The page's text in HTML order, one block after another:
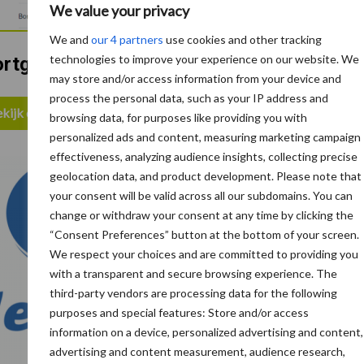
We value your privacy
We and our 4 partners use cookies and other tracking
technologies to improve your experience on our website. We
may store and/or access information from your device and
process the personal data, such as your IP address and
browsing data, for purposes like providing you with
personalized ads and content, measuring marketing campaign
effectiveness, analyzing audience insights, collecting precise
geolocation data, and product development. Please note that
your consent will be valid across all our subdomains. You can
change or withdraw your consent at any time by clicking the
“Consent Preferences” button at the bottom of your screen.
We respect your choices and are committed to providing you
with a transparent and secure browsing experience. The
third-party vendors are processing data for the following
purposes and special features: Store and/or access
information on a device, personalized advertising and content,
advertising and content measurement, audience research,
artikelen lezen?
de partnerpagina van De Heus